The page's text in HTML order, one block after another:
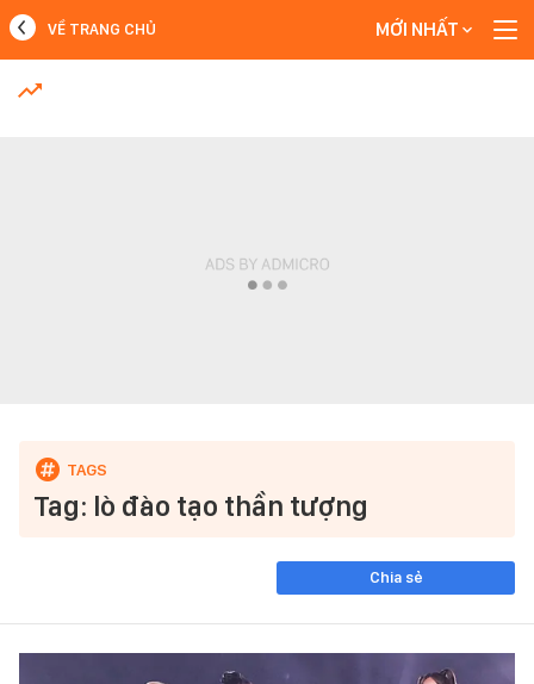
MỚI NHẤT
VỀ TRANG CHỦ MỚI NHẤT
Tag: lò đào tạo thần tượng
Chia sẻ